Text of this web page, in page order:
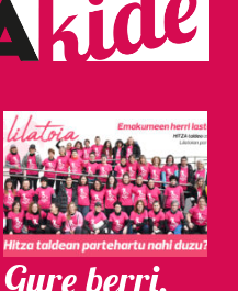
Gure berri.